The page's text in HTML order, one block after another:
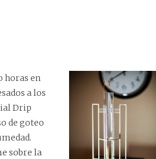
horas en
a los
Drip
de goteo
sobre la